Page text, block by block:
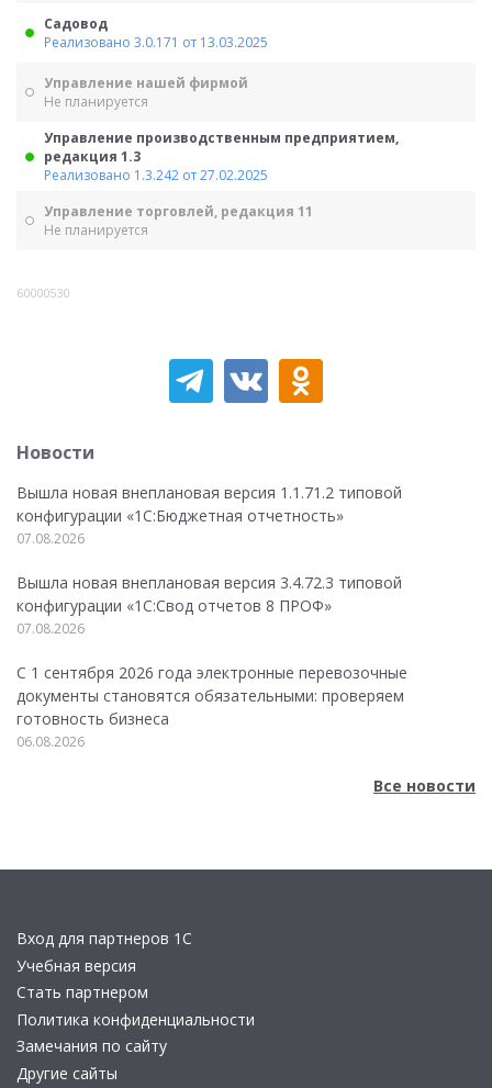
Садовод
Реализовано 3.0.171 от 13.03.2025
Управление нашей фирмой
Не планируется
Управление производственным предприятием,
редакция 1.3
Реализовано 1.3.242 от 27.02.2025
Управление торговлей, редакция 11
Не планируется
60000530
Новости
Вышла новая внеплановая версия 1.1.71.2 типовой
конфигурации «1C:Бюджетная отчетность»
07.08.2026
Вышла новая внеплановая версия 3.4.72.3 типовой
конфигурации «1C:Свод отчетов 8 ПРОФ»
07.08.2026
С 1 сентября 2026 года электронные перевозочные
документы становятся обязательными: проверяем
готовность бизнеса
06.08.2026
Все новости
Вход для партнеров 1С
Учебная версия
Стать партнером
Политика конфиденциальности
Замечания по сайту
Другие сайты